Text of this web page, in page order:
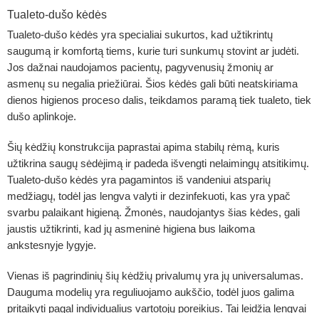
Tualeto-dušo kėdės
Tualeto-dušo kėdės yra specialiai sukurtos, kad užtikrintų
saugumą ir komfortą tiems, kurie turi sunkumų stovint ar judėti.
Jos dažnai naudojamos pacientų, pagyvenusių žmonių ar
asmenų su negalia priežiūrai. Šios kėdės gali būti neatskiriama
dienos higienos proceso dalis, teikdamos paramą tiek tualeto, tiek
dušo aplinkoje.
Šių kėdžių konstrukcija paprastai apima stabilų rėmą, kuris
užtikrina saugų sėdėjimą ir padeda išvengti nelaimingų atsitikimų.
Tualeto-dušo kėdės yra pagamintos iš vandeniui atsparių
medžiagų, todėl jas lengva valyti ir dezinfekuoti, kas yra ypač
svarbu palaikant higieną. Žmonės, naudojantys šias kėdes, gali
jaustis užtikrinti, kad jų asmeninė higiena bus laikoma
ankstesnyje lygyje.
Vienas iš pagrindinių šių kėdžių privalumų yra jų universalumas.
Dauguma modelių yra reguliuojamo aukščio, todėl juos galima
pritaikyti pagal individualius vartotojų poreikius. Tai leidžia lengvai